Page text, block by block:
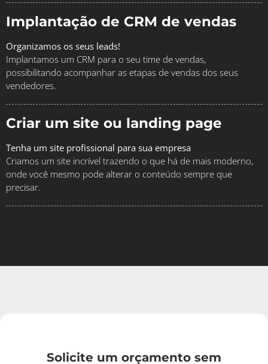
Implantação de CRM de vendas
Organizamos os seus leads!
Implantamos um CRM para o seu time de vendas,
possibilitando acompanhar as etapas de vendas dos seus
vendedores.
Criar um site ou landing page
Tenha um site profissional para sua empresa
Criamos um site incrível trazendo o que há de mais moderno,
onde você mesmo pode alterar o conteúdo sempre que
precisar.
Solicite um orçamento sem